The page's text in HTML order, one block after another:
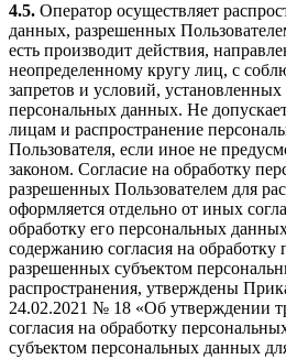
4.5. Оператор осуществляет
данных, разрешенных
есть производит действия,
неопределенному кругу лиц, с
запретов и условий, установленных
персональных данных. Не
лицам и распространение
Пользователя, если иное не
законом. Согласие на обработку
разрешенных Пользователем для
оформляется отдельно от иных
обработку его персональных
содержанию согласия на
разрешенных субъектом
распространения, утверждены
24.02.2021 № 18 «Об утверждении
согласия на обработку
субъектом персональных данных